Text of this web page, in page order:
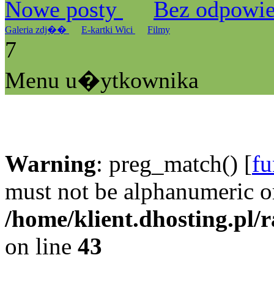
Nowe posty
Bez
Galeria zdj�� E-kartki Wici Filmy
7
Menu u�ytkownika
Warning: preg_match() [
must not be alphanumeric
/home/klient.dhosting.pl/
on line 43